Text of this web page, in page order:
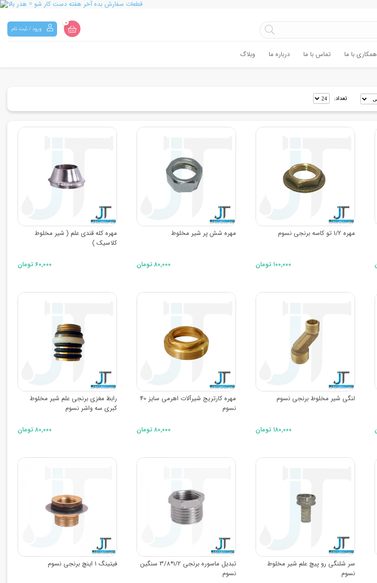
0
ورود / ثبت نام
همکاری با ما تماس با ما درباره ما وبلاگ
تعداد:
مهره 1/2 تو کاسه برنجی نسوم
۱۰۰,۰۰۰ تومان
مهره شش پر شیر مخلوط
۸۰,۰۰۰ تومان
مهره کله قندی علم ( شیر مخلوط
کلاسیک )
۶۰,۰۰۰ تومان
لنگی شیر مخلوط برنجی نسوم
۱۸۰,۰۰۰ تومان
مهره کارتریج شیرآلات اهرمی سایز 40
نسوم
۸۰,۰۰۰ تومان
رابط مغزی برنجی علم شیر مخلوط
کبری سه واشر نسوم
۸۰,۰۰۰ تومان
سر شلنگی رو پیچ علم شیر مخلوط
نسوم
تبدیل ماسوره برنجی 1/2*3/8 سنگین
نسوم
فیتینگ 1 اینچ برنجی نسوم